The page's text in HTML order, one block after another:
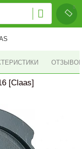
ОТЗЫВОВ
[Claas]